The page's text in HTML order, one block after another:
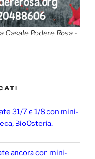
Casale Podere Rosa -
31/7 e 1/8 con mini-
BioOsteria.
ancora con mini-